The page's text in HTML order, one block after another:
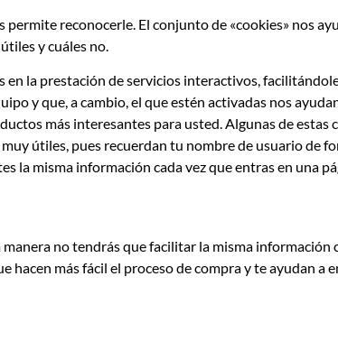
reconocerle. El conjunto de «cookies» nos
y cuáles no.
la prestación de servicios interactivos,
y que, a cambio, el que estén activadas nos
más interesantes para usted. Algunas de estas
útiles, pues recuerdan tu nombre de usuario de
la misma información cada vez que entras en una
no tendrás que facilitar la misma información
hacen más fácil el proceso de compra y te ayudan a